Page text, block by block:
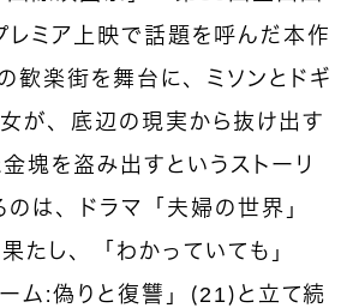
レミア上映で話題を呼んだ本作
歓楽街を舞台に、ミソンとドギ
が、底辺の現実から抜け出す
塊を盗み出すというストーリ
は、ドラマ「夫婦の世界」
果たし、「わかっていても」
ム：偽りと復讐」（21）と立て続